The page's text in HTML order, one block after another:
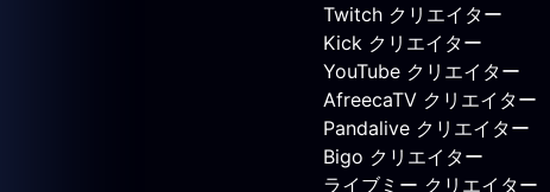
Twitch クリエイター
Kick クリエイター
YouTube クリエイター
AfreecaTV クリエイター
Pandalive クリエイター
Bigo クリエイター
ライブミー クリエイター